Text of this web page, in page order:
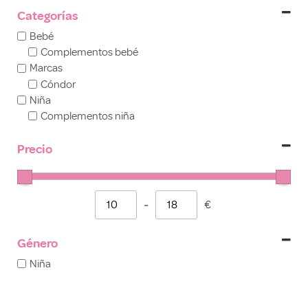
Categorías
Bebé
Complementos bebé
Marcas
Cóndor
Niña
Complementos niña
Precio
Minimum Price
- Maximum Price
€
Género
Niña